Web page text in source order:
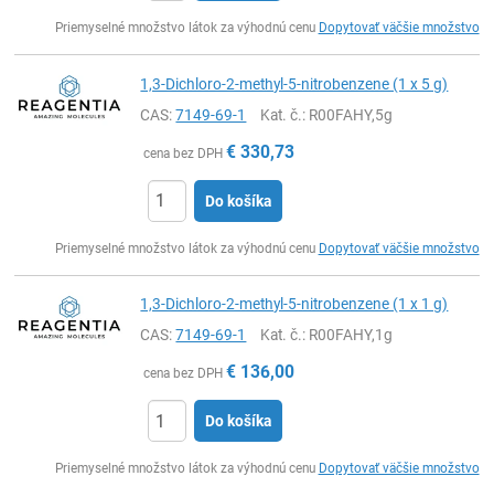
Priemyselné množstvo látok za výhodnú cenu Dopytovať väčšie množstvo
1,3-Dichloro-2-methyl-5-nitrobenzene (1 x 5 g)
CAS:7149-69-1 Kat. č.: R00FAHY,5g
cena bez DPH € 330,73
Do košíka
Priemyselné množstvo látok za výhodnú cenu Dopytovať väčšie množstvo
1,3-Dichloro-2-methyl-5-nitrobenzene (1 x 1 g)
CAS:7149-69-1 Kat. č.: R00FAHY,1g
cena bez DPH € 136,00
Do košíka
Priemyselné množstvo látok za výhodnú cenu Dopytovať väčšie množstvo